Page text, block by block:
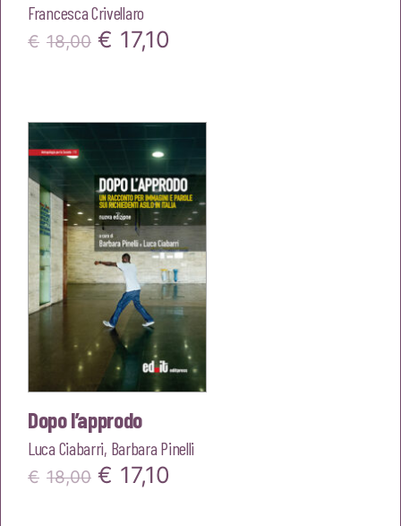
Francesca Crivellaro
€ 18,00 Il
era:
€18,00.
€ 17,10
€17,10.
Dopo l’approdo
Luca Ciabarri, Barbara Pinelli
€ 18,00 Il
€ 17,10